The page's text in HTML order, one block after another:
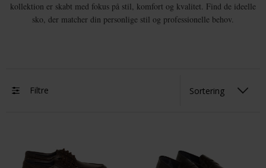
kollektion er skabt med fokus på stil, komfort og kvalitet. Find de ideelle
sko, der matcher din personlige stil og professionelle behov.
Filtre